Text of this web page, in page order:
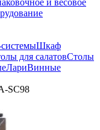
Шкаф
для салатовСтолы
ЛариВинные
SC98